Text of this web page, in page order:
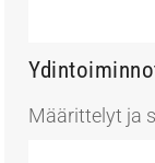
Määrittelyt ja